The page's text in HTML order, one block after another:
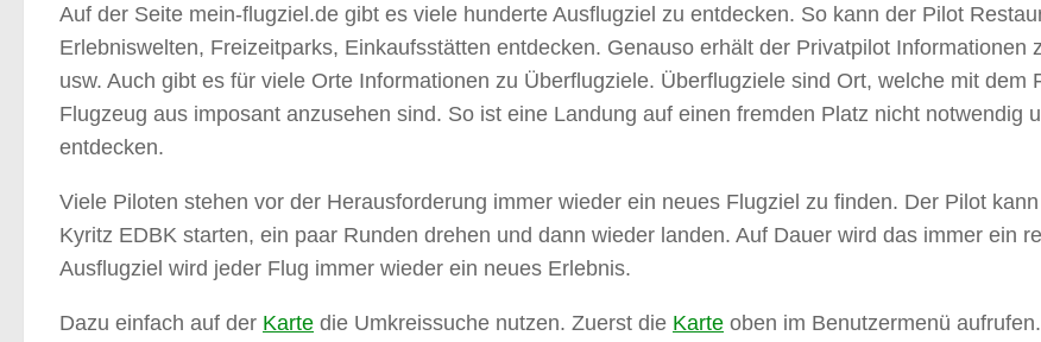
Auf der Seite mein-flugziel.de gibt es viele hunderte Ausflugziel zu entdecken. So kann der Pilot
Erlebniswelten, Freizeitparks, Einkaufsstätten entdecken. Genauso erhält der Privatpilot
usw. Auch gibt es für viele Orte Informationen zu Überflugziele. Überflugziele sind Ort, welche mit
Flugzeug aus imposant anzusehen sind. So ist eine Landung auf einen fremden Platz nicht notwendig
entdecken.
Viele Piloten stehen vor der Herausforderung immer wieder ein neues Flugziel zu finden. Der Pilot
Kyritz EDBK starten, ein paar Runden drehen und dann wieder landen. Auf Dauer wird das immer ein
Ausflugziel wird jeder Flug immer wieder ein neues Erlebnis.
Dazu einfach auf der Karte die Umkreissuche nutzen. Zuerst die Karte oben im Benutzermenü